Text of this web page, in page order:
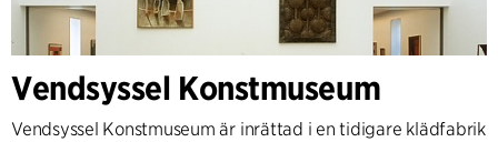
Vendsyssel Konstmuseum
Vendsyssel Konstmuseum är inrättad i en tidigare klädfabrik